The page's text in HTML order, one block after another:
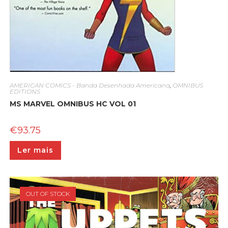
AMERICAN COMICS - Banda Desenhada Americana, OMNIBUS
EDITIONS
MS MARVEL OMNIBUS HC VOL 01
€93.75
Ler mais
OUT OF STOCK